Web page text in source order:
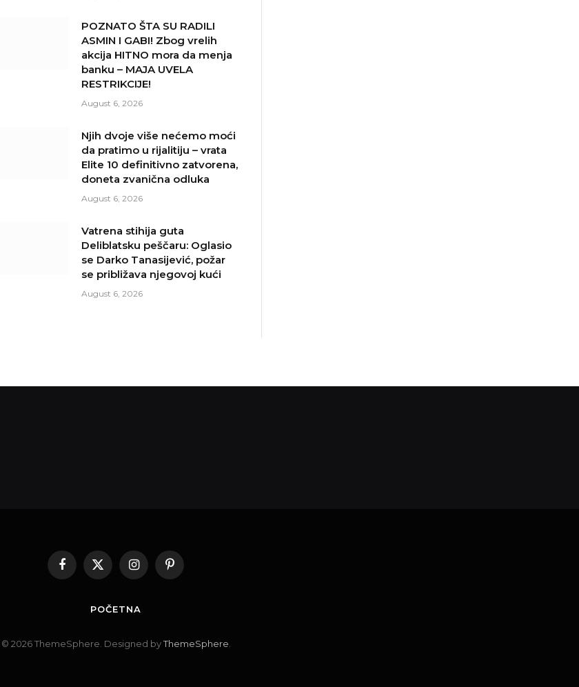
POZNATO ŠTA SU RADILI
ASMIN I GABI! Zbog vrelih
akcija HITNO mora da menja
banku – MAJA UVELA
RESTRIKCIJE!
August 6, 2026
Njih dvoje više nećemo moći
da pratimo u rijalitiju – vrata
Elite 10 definitivno zatvorena,
doneta zvanična odluka
August 6, 2026
Vatrena stihija guta
Deliblatsku peščaru: Oglasio
se Darko Tanasijević, požar
se približava njegovoj kući
August 6, 2026
Facebook
X
InstagramPinterest
POČETNA
© 2026 ThemeSphere. Designed byThemeSphere.